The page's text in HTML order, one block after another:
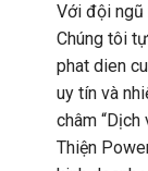
Với đội ngũ
Chúng tôi
phat dien
uy tín và
châm
Thiện